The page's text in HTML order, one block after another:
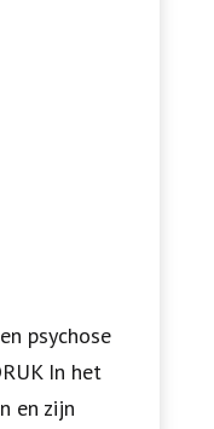
psychose
In het
en zijn